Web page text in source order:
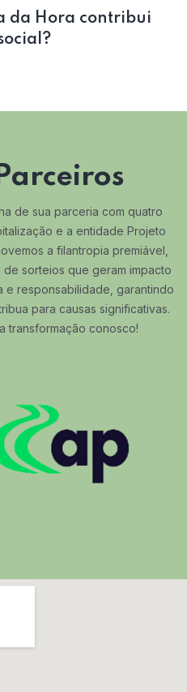
da Hora contribui
de sua parceria com quatro
e a entidade Projeto
a filantropia premiável,
sorteios que geram impacto
e responsabilidade, garantindo
para causas significativas.
transformação conosco!